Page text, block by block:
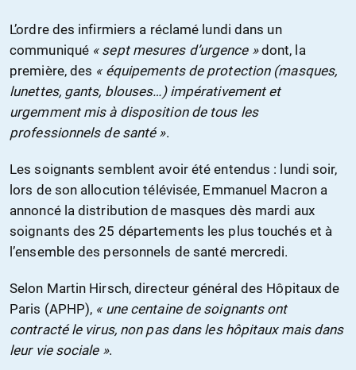
L’ordre des infirmiers a réclamé lundi dans un
communiqué « sept mesures d’urgence »dont, la
première, des « équipements de protection (masques,
lunettes, gants, blouses…) impérativement et
urgemment mis à disposition de tous les
professionnels de santé ».
Les soignants semblent avoir été entendus : lundi soir,
lors de son allocution télévisée, Emmanuel Macron a
annoncé la distribution de masques dès mardi aux
soignants des 25 départements les plus touchés et à
l’ensemble des personnels de santé mercredi.
Selon Martin Hirsch, directeur général des Hôpitaux de
Paris (APHP), « une centaine de soignants ont
contracté le virus, non pas dans les hôpitaux mais dans
leur vie sociale ».